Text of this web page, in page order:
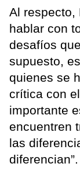
Al respecto,
hablar con
desafíos
supuesto,
quienes se
crítica con
importante
encuentren
las
diferencian”.